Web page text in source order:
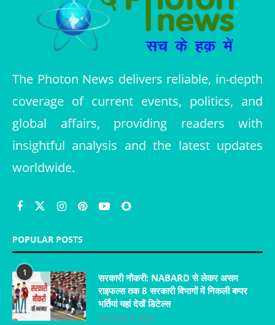
The Photon News delivers reliable, in-depth
coverage of current events, politics, and
global affairs, providing readers with
insightful analysis and the latest updates
worldwide.
POPULAR POSTS
1
सरकारी नौकरी: NABARD से लेकर असम
राइफल्स तक 8 सरकारी विभागों में निकली बम्पर
भर्तियां यहां देखें डिटेल्स
October 7, 2024